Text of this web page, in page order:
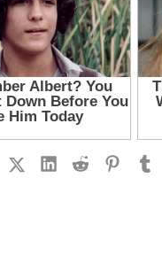
FacebookX (Twitter)
LinkedInReddit